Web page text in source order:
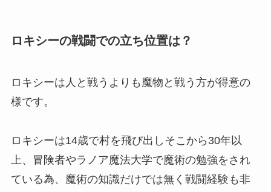
ロキシーの戦闘での立ち位置は？
ロキシーは人と戦うよりも魔物と戦う方が得意の
様です。
ロキシーは14歳で村を飛び出しそこから30年以
上、冒険者やラノア魔法大学で魔術の勉強をされ
ている為、魔術の知識だけでは無く戦闘経験も非